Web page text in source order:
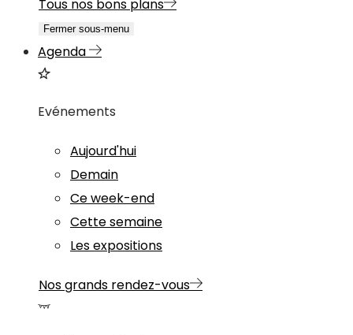
Tous nos bons plans
Fermer sous-menu
Agenda
Evénements
Aujourd'hui
Demain
Ce week-end
Cette semaine
Les expositions
Nos grands rendez-vous